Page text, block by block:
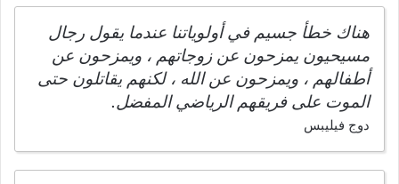
هناك خطأ جسيم في أولوياتنا عندما يقول رجال
مسيحيون يمزحون عن زوجاتهم ، ويمزحون عن
أطفالهم ، ويمزحون عن الله ، لكنهم يقاتلون حتى
الموت على فريقهم الرياضي المفضل.
دوج فيليبس